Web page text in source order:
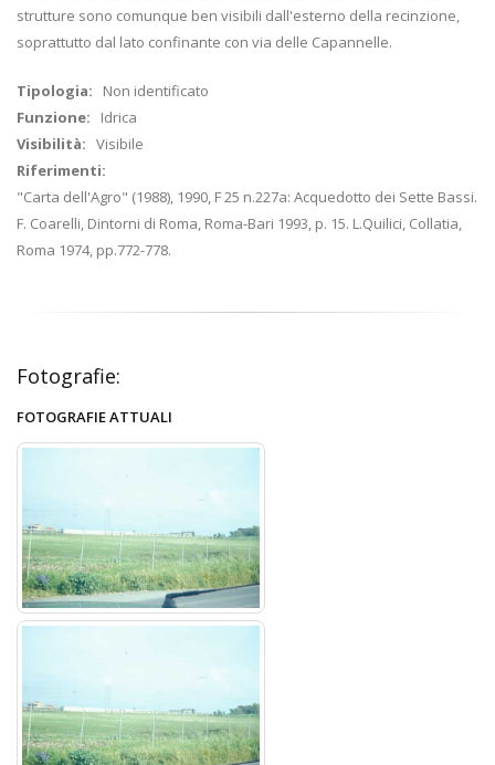
strutture sono comunque ben visibili dall'esterno della recinzione,
soprattutto dal lato confinante con via delle Capannelle.
Tipologia: Non identificato
Funzione: Idrica
Visibilità: Visibile
Riferimenti:
"Carta dell'Agro" (1988), 1990, F 25 n.227a: Acquedotto dei Sette Bassi.
F. Coarelli, Dintorni di Roma, Roma-Bari 1993, p. 15. L.Quilici, Collatia,
Roma 1974, pp.772-778.
Fotografie:
FOTOGRAFIE ATTUALI